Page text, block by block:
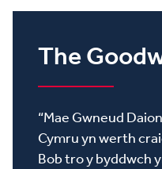
The
“Mae Gwneud
Cymru yn werth
Bob tro y byddwch